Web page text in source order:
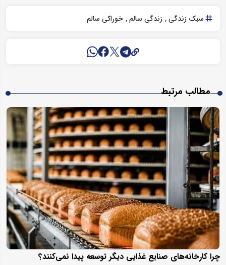
سبک زندگی زندگی سالم خوراکی سالم
مطالب مرتبط
چرا کارخانه‌های صنایع غذایی دیگر توسعه پیدا نمی‌کنند؟